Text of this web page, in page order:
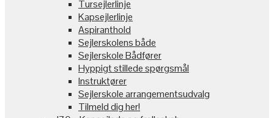
Tursejlerlinje
Kapsejlerlinje
Aspiranthold
Sejlerskolens både
Sejlerskole Bådfører
Hyppigt stillede spørgsmål
Instruktører
Sejlerskole arrangementsudvalg
Tilmeld dig her!